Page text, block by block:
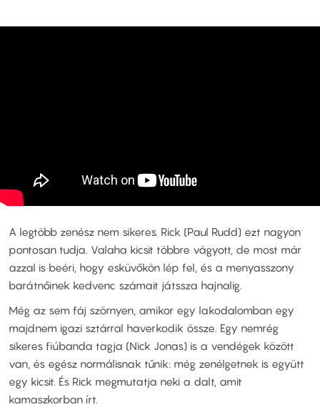
A legtöbb zenész nem sikeres. Rick (Paul Rudd) ezt nagyon
pontosan tudja. Valaha kicsit többre vágyott, de most már
azzal is beéri, hogy esküvőkön lép fel, és a menyasszony
barátnőinek kedvenc számait játssza hajnalig.
Még az sem fáj szörnyen, amikor egy lakodalomban egy
majdnem igazi sztárral haverkodik össze. Egy nemrég
sikeres fiúbanda tagja (Nick Jonas) is a vendégek között
van, és egész normálisnak tűnik: még zenélgetnek is együtt
egy kicsit. És Rick megmutatja neki a dalt, amit
kamaszkorban írt.